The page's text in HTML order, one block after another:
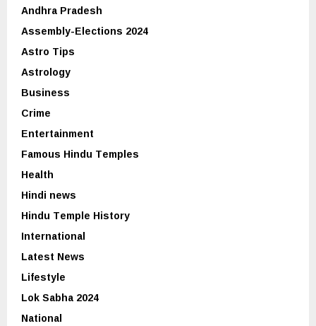
Andhra Pradesh
Assembly-Elections 2024
Astro Tips
Astrology
Business
Crime
Entertainment
Famous Hindu Temples
Health
Hindi news
Hindu Temple History
International
Latest News
Lifestyle
Lok Sabha 2024
National